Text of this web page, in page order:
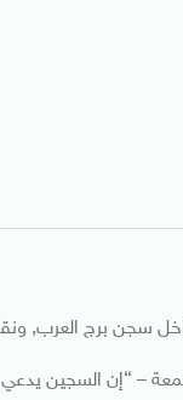
سجن برج العرب,